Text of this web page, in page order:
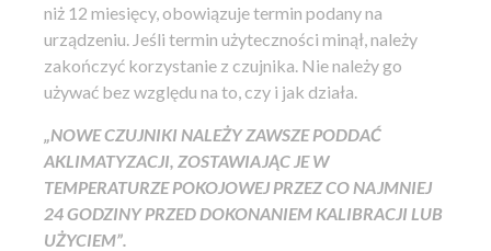
niż 12 miesięcy, obowiązuje termin podany na
urządzeniu. Jeśli termin użyteczności minął, należy
zakończyć korzystanie z czujnika. Nie należy go
używać bez względu na to, czy i jak działa.
„NOWE CZUJNIKI NALEŻY ZAWSZE PODDAĆ
AKLIMATYZACJI, ZOSTAWIAJĄC JE W
TEMPERATURZE POKOJOWEJ PRZEZ CO NAJMNIEJ
24 GODZINY PRZED DOKONANIEM KALIBRACJI LUB
UŻYCIEM”.